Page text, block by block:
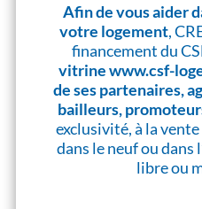
Afin de vous aider
votre logement,
financement du
vitrine www.csf-
de ses partenaires,
bailleurs,
exclusivité, à la
dans le neuf ou dans
libre ou